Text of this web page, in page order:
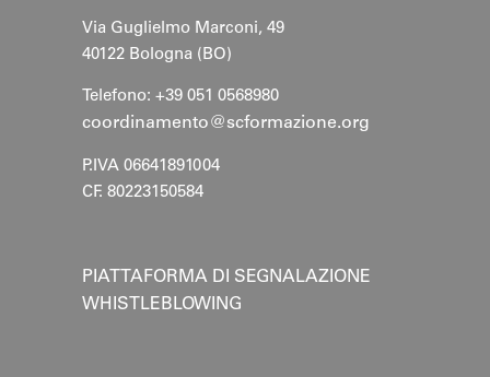
Via Guglielmo Marconi, 49
40122 Bologna (BO)
Telefono: +39 051 0568980
coordinamento@scformazione.org
P.IVA 06641891004
CF. 80223150584
PIATTAFORMA DI SEGNALAZIONE
WHISTLEBLOWING